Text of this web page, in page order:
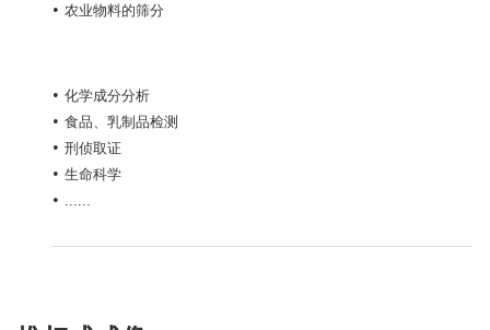
• 农业物料的筛分
• 化学成分分析
• 食品、乳制品检测
• 刑侦取证
• 生命科学
• ......